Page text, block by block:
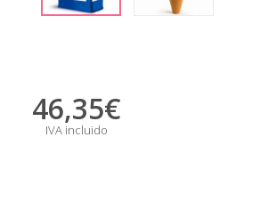
46,35€
IVA incluido